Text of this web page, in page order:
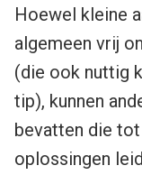
Hoewel kleine
algemeen vrij
(die ook nuttig
tip), kunnen
bevatten die
oplossingen